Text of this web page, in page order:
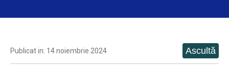
Publicat in: 14 noiembrie 2024